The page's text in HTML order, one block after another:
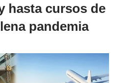
hasta cursos de
pandemia